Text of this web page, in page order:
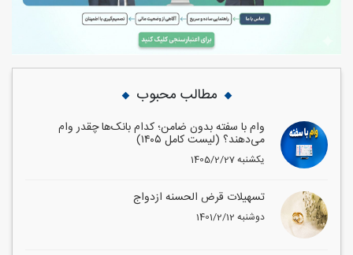
مطالب محبوب
وام با سفته بدون ضامن؛ کدام بانک‌ها چقدر وام
می‌دهند؟ (لیست کامل ۱۴۰۵)
1405/2/27 یکشنبه
تسهیلات قرض الحسنه ازدواج
1401/2/12 دوشنبه